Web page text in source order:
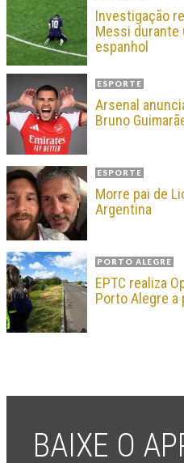
Investigação
Messi durante
espanhol
ESPORTE
Arsenal
Bruno
ESPORTE
Morre pai de
Argentina
PORTO ALEGRE
EPTC realiza
Porto Alegre
BAIXE O